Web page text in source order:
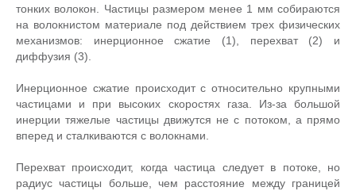
тонких волокон. Частицы размером менее 1 мм собираются
на волокнистом материале под действием трех физических
механизмов: инерционное сжатие (1), перехват (2) и
диффузия (3).
Инерционное сжатие происходит с относительно крупными
частицами и при высоких скоростях газа. Из-за большой
инерции тяжелые частицы движутся не с потоком, а прямо
вперед и сталкиваются с волокнами.
Перехват происходит, когда частица следует в потоке, но
радиус частицы больше, чем расстояние между границей